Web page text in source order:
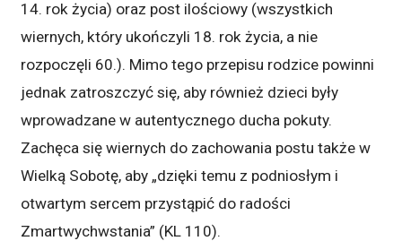
14. rok życia) oraz post ilościowy (wszystkich
wiernych, który ukończyli 18. rok życia, a nie
rozpoczęli 60.). Mimo tego przepisu rodzice powinni
jednak zatroszczyć się, aby również dzieci były
wprowadzane w autentycznego ducha pokuty.
Zachęca się wiernych do zachowania postu także w
Wielką Sobotę, aby „dzięki temu z podniosłym i
otwartym sercem przystąpić do radości
Zmartwychwstania” (KL 110).